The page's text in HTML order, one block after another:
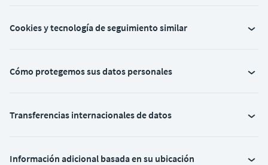
Cookies y tecnología de seguimiento similar
Cómo protegemos sus datos personales
Transferencias internacionales de datos
Información adicional basada en su ubicación